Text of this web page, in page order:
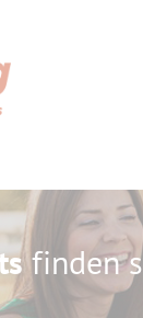
finden